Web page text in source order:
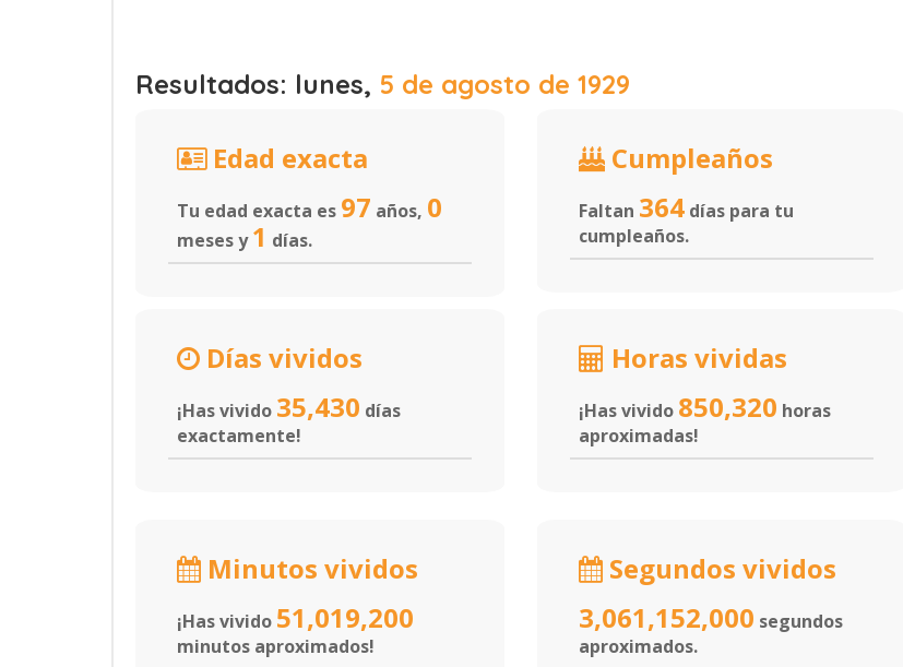
Resultados: lunes, 5 de agosto de 1929
Edad exacta
Tu edad exacta es 97 años, 0
meses y1 días.
Cumpleaños
Faltan 364 días para tu
cumpleaños.
Días vividos
¡Has vivido 35,430 días
exactamente!
Horas vividas
¡Has vivido 850,320 horas
aproximadas!
Minutos vividos
¡Has vivido 51,019,200
minutos aproximados!
Segundos vividos
3,061,152,000 segundos
aproximados.